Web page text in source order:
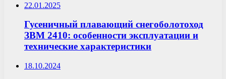
22.01.2025
Гусеничный плавающий снегоболотоход
ЗВМ 2410: особенности эксплуатации и
технические характеристики
18.10.2024